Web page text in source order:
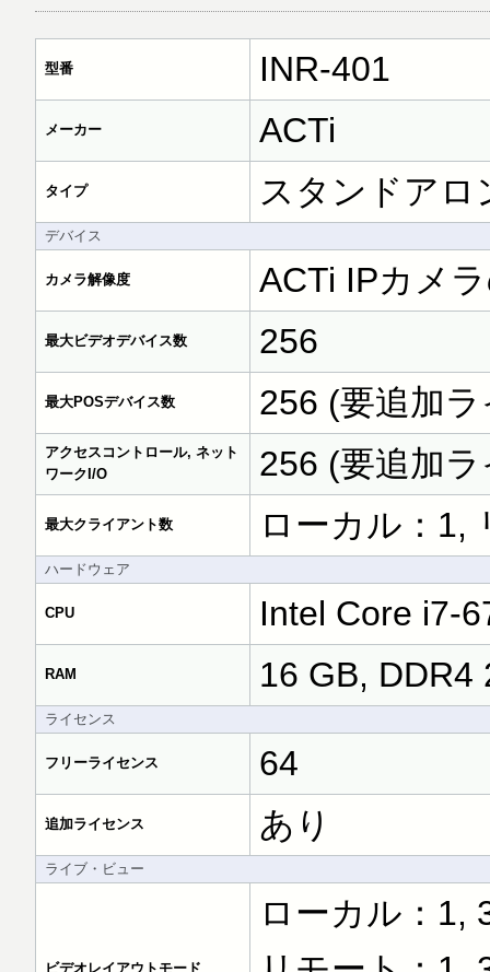
型番 INR-401
メーカー ACTi
タイプ スタンドアロ
デバイス
カメラ解像度 ACTi IPカメ
最大ビデオデバイス数 256
最大POSデバイス数 256 (要追加
アクセスコントロール, ネット
ワークI/O
256 (要追加
最大クライアント数 ローカル：1,
ハードウェア
CPU Intel Core i7-
RAM 16 GB, DDR4
ライセンス
フリーライセンス 64
追加ライセンス あり
ライブ・ビュー
ビデオレイアウトモード
ローカル：1,